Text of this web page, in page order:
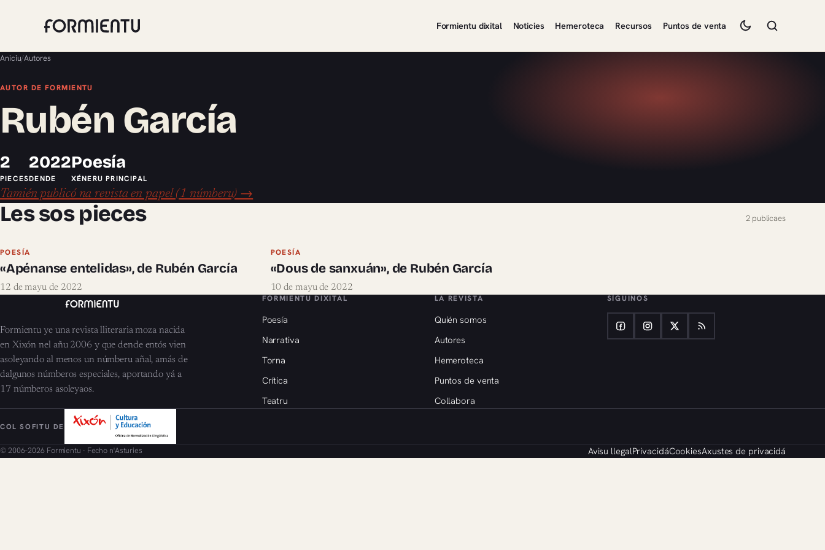
Formientu dixital Noticies Hemeroteca Recursos Puntos de venta
Aniciu/Autores
AUTOR DE FORMIENTU
Rubén García
2
PIECES
2022
DENDE
Poesía
XÉNERU PRINCIPAL
Tamién publicó na revista en papel (1 númberu) →
Les sos pieces 2 publicaes
POESÍA
«Apénanse entelidas», de Rubén García
12 de mayu de 2022
POESÍA
«Dous de sanxuán», de Rubén García
10 de mayu de 2022
Formientu ye una revista lliteraria moza nacida
en Xixón nel añu 2006 y que dende entós vien
asoleyando al menos un númberu añal, amás de
dalgunos númberos especiales, aportando yá a
17 númberos asoleyaos.
FORMIENTU DIXITAL
Poesía
Narrativa
Torna
Crítica
Teatru
LA REVISTA
Quién somos
Autores
Hemeroteca
Puntos de venta
Collabora
SÍGUINOS
COL SOFITU DE
© 2006–2026 Formientu · Fecho n'Asturies Avisu llegalPrivacidáCookiesAxustes de privacidá